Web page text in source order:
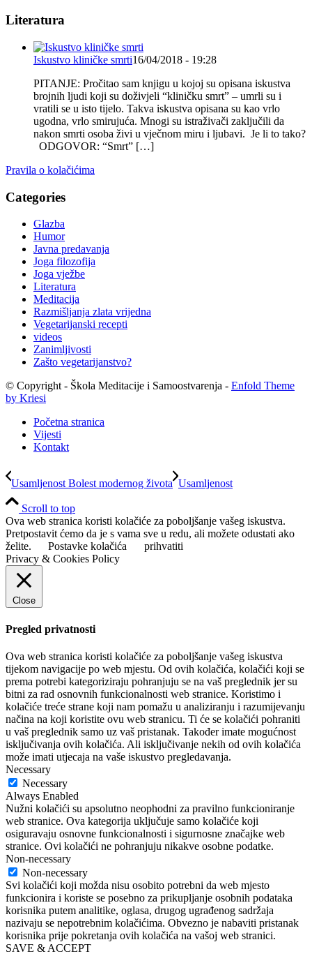
Literatura
Iskustvo kliničke smrti16/04/2018 - 19:28
PITANJE: Pročitao sam knjigu u kojoj su opisana iskustva
brojnih ljudi koji su doživjeli “kliničku smrt” – umrli su i
vratili se u isto tijelo. Takva iskustva opisana su kao vrlo
ugodna, vrlo smirujuća. Mnogi su istraživači zaključili da
nakon smrti osoba živi u vječnom miru i ljubavi. Je li to tako?
ODGOVOR: “Smrt” […]
Pravila o kolačićima
Categories
Glazba
Humor
Javna predavanja
Joga filozofija
Joga vježbe
Literatura
Meditacija
Razmišljanja zlata vrijedna
Vegetarijanski recepti
videos
Zanimljivosti
Zašto vegetarijanstvo?
© Copyright - Škola Meditacije i Samoostvarenja - Enfold Theme
by Kriesi
Početna stranica
Vijesti
Kontakt
Usamljenost Bolest modernog života Usamljenost
Scroll to top
Ova web stranica koristi kolačiće za poboljšanje vašeg iskustva.
Pretpostavit ćemo da je s vama sve u redu, ali možete odustati ako
želite.
Postavke kolačića
prihvatiti
Privacy & Cookies Policy
Close
Pregled privatnosti
Ova web stranica koristi kolačiće za poboljšanje vašeg iskustva
tijekom navigacije po web mjestu. Od ovih kolačića, kolačići koji se
prema potrebi kategoriziraju pohranjuju se na vaš preglednik jer su
bitni za rad osnovnih funkcionalnosti web stranice. Koristimo i
kolačiće treće strane koji nam pomažu u analiziranju i razumijevanju
načina na koji koristite ovu web stranicu. Ti će se kolačići pohraniti
u vaš preglednik samo uz vaš pristanak. Također imate mogućnost
isključivanja ovih kolačića. Ali isključivanje nekih od ovih kolačića
može imati utjecaja na vaše iskustvo pregledavanja.
Necessary
Necessary
Always Enabled
Nužni kolačići su apsolutno neophodni za pravilno funkcioniranje
web stranice. Ova kategorija uključuje samo kolačiće koji
osiguravaju osnovne funkcionalnosti i sigurnosne značajke web
stranice. Ovi kolačići ne pohranjuju nikakve osobne podatke.
Non-necessary
Non-necessary
Svi kolačići koji možda nisu osobito potrebni da web mjesto
funkcionira i koriste se posebno za prikupljanje osobnih podataka
korisnika putem analitike, oglasa, drugog ugrađenog sadržaja
nazivaju se nepotrebnim kolačićima. Obvezno je nabaviti pristanak
korisnika prije pokretanja ovih kolačića na vašoj web stranici.
SAVE & ACCEPT